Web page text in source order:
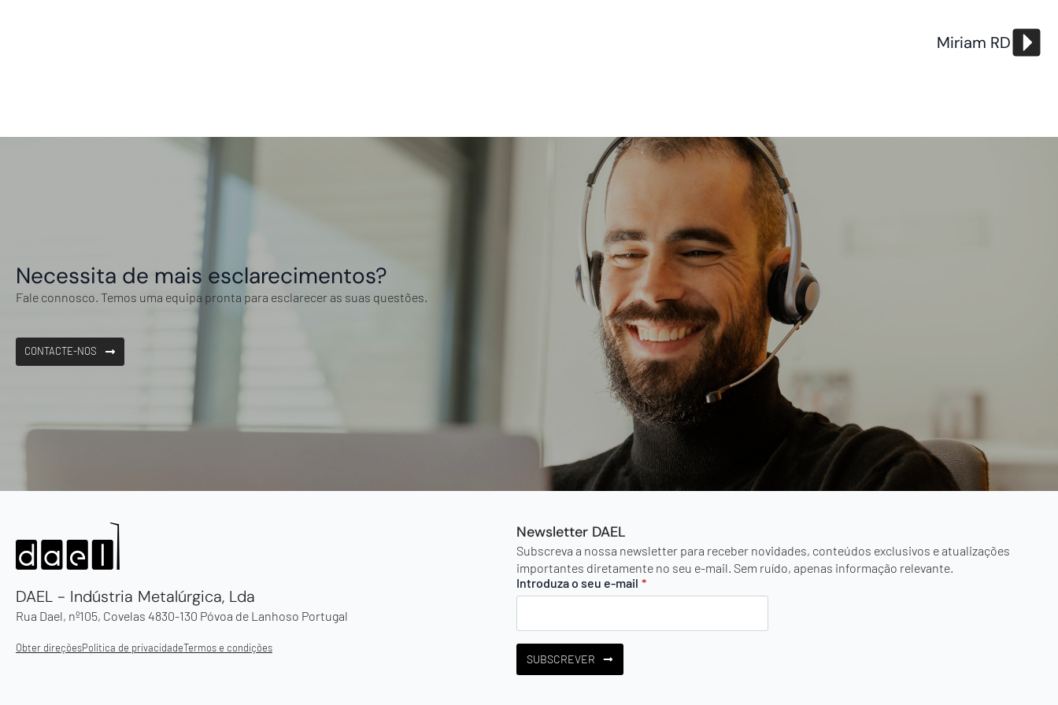
Miriam RD
Necessita de mais esclarecimentos?
Fale connosco. Temos uma equipa pronta para esclarecer as suas questões.
CONTACTE-NOS
DAEL - Indústria Metalúrgica, Lda
Rua Dael, nº105, Covelas 4830-130 Póvoa de Lanhoso Portugal
Obter direçõesPolítica de privacidadeTermos e condições
Newsletter DAEL
Subscreva a nossa newsletter para receber novidades, conteúdos exclusivos e atualizações
importantes diretamente no seu e-mail. Sem ruído, apenas informação relevante.
Introduza o seu e-mail *
SUBSCREVER